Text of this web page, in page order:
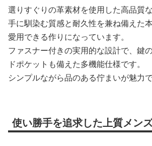
選りすぐりの革素材を使用した高品質
手に馴染む質感と耐久性を兼ね備えた
愛用できる作りになっています。
ファスナー付きの実用的な設計で、鍵
ドポケットも備えた多機能仕様です。
シンプルながら品のある佇まいが魅力で
使い勝手を追求した上質メン